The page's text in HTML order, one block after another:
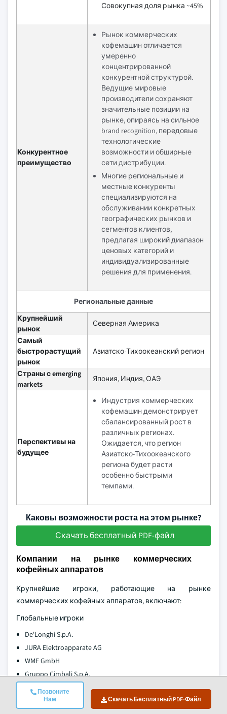
Позвоните
Нам
Скачать Бесплатный PDF-Файл
Совокупная доля рынка ~45%
Конкурентное
преимущество
Рынок коммерческих
кофемашин отличается
умеренно
концентрированной
конкурентной структурой.
Ведущие мировые
производители сохраняют
значительные позиции на
рынке, опираясь на сильное
brand recognition, передовые
технологические
возможности и обширные
сети дистрибуции.
Многие региональные и
местные конкуренты
специализируются на
обслуживании конкретных
географических рынков и
сегментов клиентов,
предлагая широкий диапазон
ценовых категорий и
индивидуализированные
решения для применения.
Региональные данные
Крупнейший
рынок
Северная Америка
Самый
быстрорастущий
рынок
Азиатско-Тихоокеанский регион
Страны с emerging
markets
Япония, Индия, ОАЭ
Перспективы на
будущее
Индустрия коммерческих
кофемашин демонстрирует
сбалансированный рост в
различных регионах.
Ожидается, что регион
Азиатско-Тихоокеанского
региона будет расти
особенно быстрыми
темпами.
Каковы возможности роста на этом рынке?
Скачать бесплатный PDF-файл
Компании на рынке коммерческих
кофейных аппаратов
Крупнейшие игроки, работающие на рынке
коммерческих кофейных аппаратов, включают:
Глобальные игроки
De'Longhi S.p.A.
JURA Elektroapparate AG
WMF GmbH
Gruppo Cimbali S.p.A.
Keurig Dr Pepper Inc.